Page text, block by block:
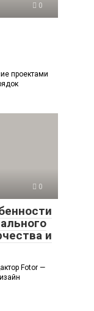
0
проектами
0
и
Fotor —